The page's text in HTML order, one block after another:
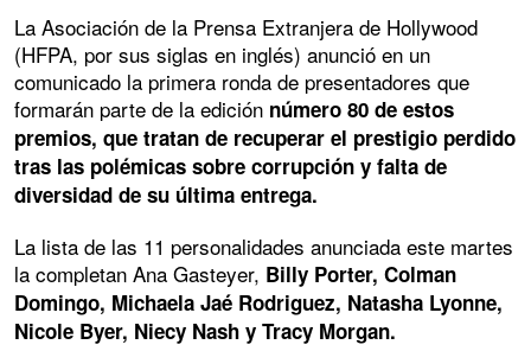
La Asociación de la Prensa Extranjera de Hollywood
(HFPA, por sus siglas en inglés) anunció en un
comunicado la primera ronda de presentadores que
formarán parte de la edición número 80 de estos
premios, que tratan de recuperar el prestigio perdido
tras las polémicas sobre corrupción y falta de
diversidad de su última entrega.
La lista de las 11 personalidades anunciada este martes
la completan Ana Gasteyer, Billy Porter, Colman
Domingo, Michaela Jaé Rodriguez, Natasha Lyonne,
Nicole Byer, Niecy Nash y Tracy Morgan.